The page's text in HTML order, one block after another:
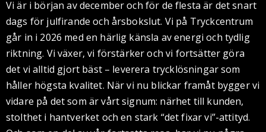
Vi är i början av december och för de flesta är det snart
dags för julfirande och årsbokslut. Vi på Tryckcentrum
går in i 2026 med en härlig känsla av energi och tydlig
riktning. Vi växer, vi förstärker och vi fortsätter göra
det vi alltid gjort bäst – leverera trycklösningar som
håller högsta kvalitet. När vi nu blickar framåt bygger vi
vidare på det som är vårt signum: närhet till kunden,
stolthet i hantverket och en stark “det fixar vi”-attityd.